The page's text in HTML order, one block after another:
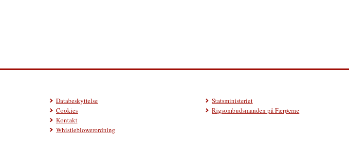
Databeskyttelse
Cookies
Kontakt
Whistleblowerordning
Statsministeriet
Rigsombudsmanden på Færøerne